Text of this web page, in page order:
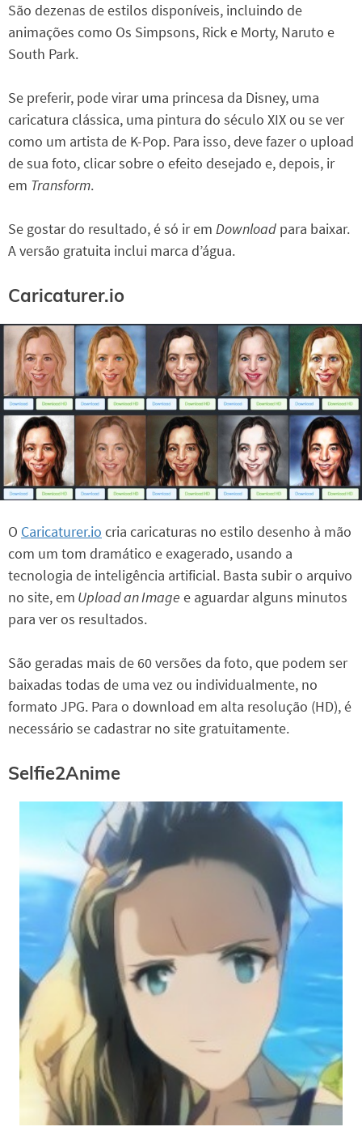
São dezenas de estilos disponíveis, incluindo de
animações como Os Simpsons, Rick e Morty, Naruto e
South Park.
Se preferir, pode virar uma princesa da Disney, uma
caricatura clássica, uma pintura do século XIX ou se ver
como um artista de K-Pop. Para isso, deve fazer o upload
de sua foto, clicar sobre o efeito desejado e, depois, ir
em Transform.
Se gostar do resultado, é só ir em Download para baixar.
A versão gratuita inclui marca d’água.
Caricaturer.io
O Caricaturer.io cria caricaturas no estilo desenho à mão
com um tom dramático e exagerado, usando a
tecnologia de inteligência artificial. Basta subir o arquivo
no site, em Upload an Image e aguardar alguns minutos
para ver os resultados.
São geradas mais de 60 versões da foto, que podem ser
baixadas todas de uma vez ou individualmente, no
formato JPG. Para o download em alta resolução (HD), é
necessário se cadastrar no site gratuitamente.
Selfie2Anime